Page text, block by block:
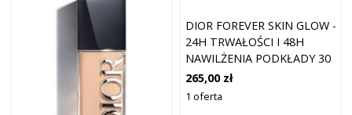
DIOR FOREVER SKIN GLOW -
24H TRWAŁOŚCI I 48H
NAWILŻENIA PODKŁADY 30
ML 0 - COOL ROSY
265,00 zł
1 oferta